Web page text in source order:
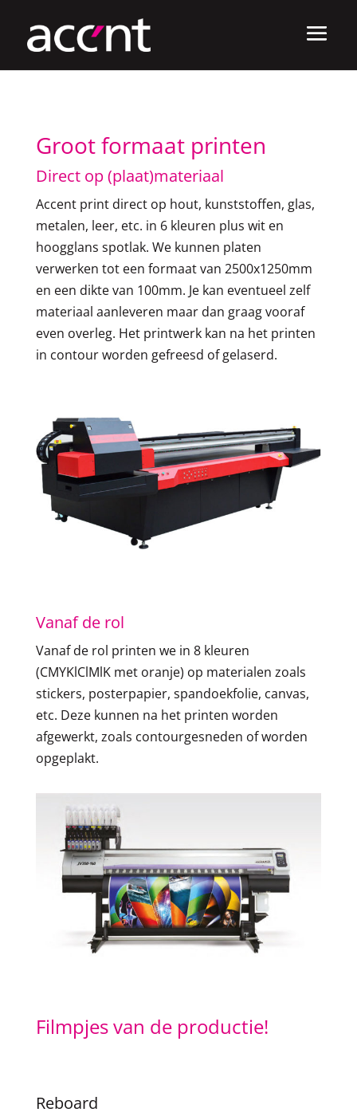
Groot formaat printen
Direct op (plaat)materiaal
Accent print direct op hout, kunststoffen, glas,
metalen, leer, etc. in 6 kleuren plus wit en
hoogglans spotlak. We kunnen platen
verwerken tot een formaat van 2500x1250mm
en een dikte van 100mm. Je kan eventueel zelf
materiaal aanleveren maar dan graag vooraf
even overleg. Het printwerk kan na het printen
in contour worden gefreesd of gelaserd.
Vanaf de rol
Vanaf de rol printen we in 8 kleuren
(CMYKlClMlK met oranje) op materialen zoals
stickers, posterpapier, spandoekfolie, canvas,
etc. Deze kunnen na het printen worden
afgewerkt, zoals contourgesneden of worden
opgeplakt.
Filmpjes van de productie!
Reboard